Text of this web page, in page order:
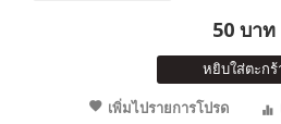
50 บาท
หยิบใส่ตะกร้
เพิ่มไปรายการโปรด